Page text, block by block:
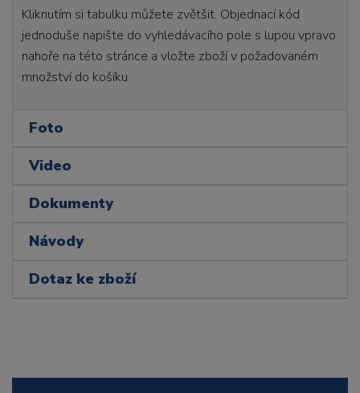
Kliknutím si tabulku můžete zvětšit. Objednací kód
jednoduše napište do vyhledávacího pole s lupou vpravo
nahoře na této stránce a vložte zboží v požadovaném
množství do košíku
Foto
Video
Dokumenty
Návody
Dotaz ke zboží